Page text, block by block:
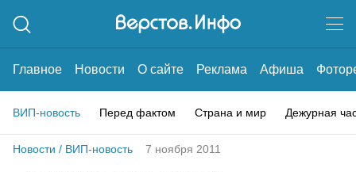
Главное Новости О сайте Реклама Афиша
ВИП-новость Перед фактом Страна и мир Дежурная
Новости / ВИП-новость 7 ноября 2011